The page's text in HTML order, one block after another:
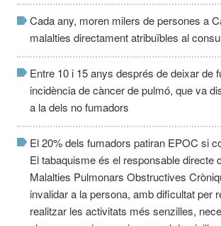
Cada any, moren milers de persones a
malalties directament atribuïbles al
Entre 10 i 15 anys després de deixar de
incidència de càncer de pulmó, que va
a la dels no fumadors
El 20% dels fumadors patiran EPOC si
El tabaquisme és el responsable directe
Malalties Pulmonars Obstructives
invalidar a la persona, amb dificultat per
realitzar les activitats més senzilles,